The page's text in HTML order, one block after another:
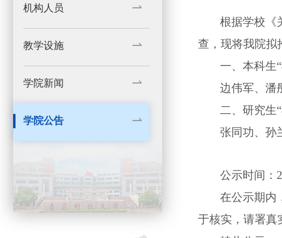
机构人员
教学设施
学院新闻
学院公告
根据学校《
查，现将我院拟
一、本科生
边伟军、潘
二、研究生
张同功、孙
公示时间 ：
在公示期内
于核实，请署真